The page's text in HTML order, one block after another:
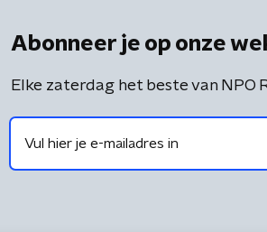
Abonneer je op onze
Elke zaterdag het beste van NPO